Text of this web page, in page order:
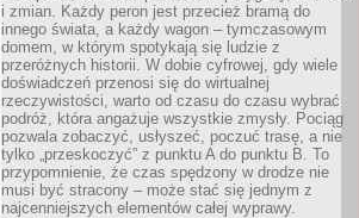
i zmian. Każdy peron jest przecież bramą do
innego świata, a każdy wagon – tymczasowym
domem, w którym spotykają się ludzie z
przeróżnych historii. W dobie cyfrowej, gdy wiele
doświadczeń przenosi się do wirtualnej
rzeczywistości, warto od czasu do czasu wybrać
podróż, która angażuje wszystkie zmysły. Pociąg
pozwala zobaczyć, usłyszeć, poczuć trasę, a nie
tylko „przeskoczyć” z punktu A do punktu B. To
przypomnienie, że czas spędzony w drodze nie
musi być stracony – może stać się jednym z
najcenniejszych elementów całej wyprawy.